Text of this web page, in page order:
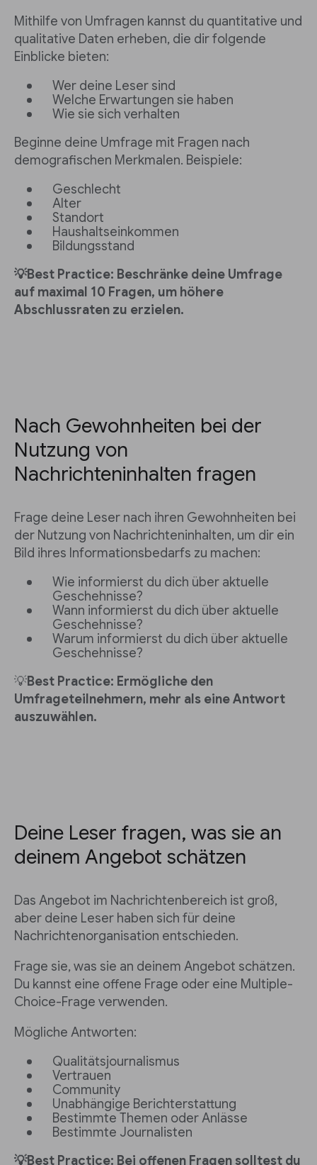
Mithilfe von Umfragen kannst du quantitative und
qualitative Daten erheben, die dir folgende
Einblicke bieten:
Wer deine Leser sind
Welche Erwartungen sie haben
Wie sie sich verhalten
Beginne deine Umfrage mit Fragen nach
demografischen Merkmalen. Beispiele:
Geschlecht
Alter
Standort
Haushaltseinkommen
Bildungsstand
💡Best Practice: Beschränke deine Umfrage
auf maximal 10 Fragen, um höhere
Abschlussraten zu erzielen.
Nach Gewohnheiten bei der
Nutzung von
Nachrichteninhalten fragen
Frage deine Leser nach ihren Gewohnheiten bei
der Nutzung von Nachrichteninhalten, um dir ein
Bild ihres Informationsbedarfs zu machen:
Wie informierst du dich über aktuelle
Geschehnisse?
Wann informierst du dich über aktuelle
Geschehnisse?
Warum informierst du dich über aktuelle
Geschehnisse?
💡Best Practice: Ermögliche den
Umfrageteilnehmern, mehr als eine Antwort
auszuwählen.
Deine Leser fragen, was sie an
deinem Angebot schätzen
Das Angebot im Nachrichtenbereich ist groß,
aber deine Leser haben sich für deine
Nachrichtenorganisation entschieden.
Frage sie, was sie an deinem Angebot schätzen.
Du kannst eine offene Frage oder eine Multiple-
Choice-Frage verwenden.
Mögliche Antworten:
Qualitätsjournalismus
Vertrauen
Community
Unabhängige Berichterstattung
Bestimmte Themen oder Anlässe
Bestimmte Journalisten
💡Best Practice: Bei offenen Fragen solltest du